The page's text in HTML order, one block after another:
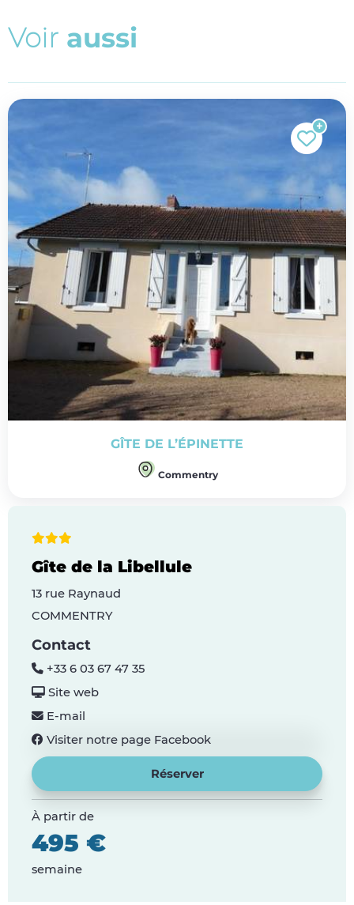
Voir aussi
GÎTE DE L’ÉPINETTE
Commentry
Gîte de la Libellule
13 rue Raynaud
COMMENTRY
Contact
+33 6 03 67 47 35
Site web
E-mail
Visiter notre page Facebook
Réserver
À partir de
495 €
semaine